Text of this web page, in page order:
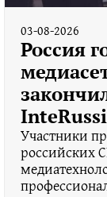
03-08-2026
Россия
Участники
российских